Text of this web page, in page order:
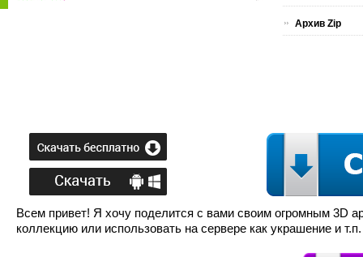
Архив Zip
Всем привет! Я хочу поделится с вами своим огромным 3D
коллекцию или использовать на сервере как украшение и т.п.